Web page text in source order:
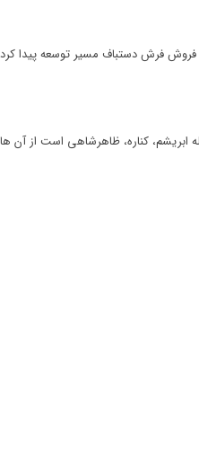
هاجر خانم فروش فرش دستباف مسیر توسعه
کناره، ظاهرشاهی است از آن ها